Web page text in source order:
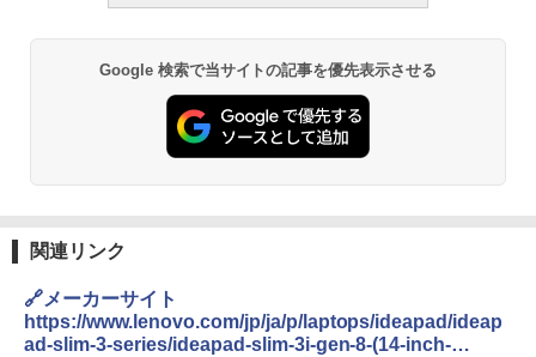
Google 検索で当サイトの記事を優先表示させる
関連リンク
🔗メーカーサイト
https://www.lenovo.com/jp/ja/p/laptops/ideapad/ideap
ad-slim-3-series/ideapad-slim-3i-gen-8-(14-inch-